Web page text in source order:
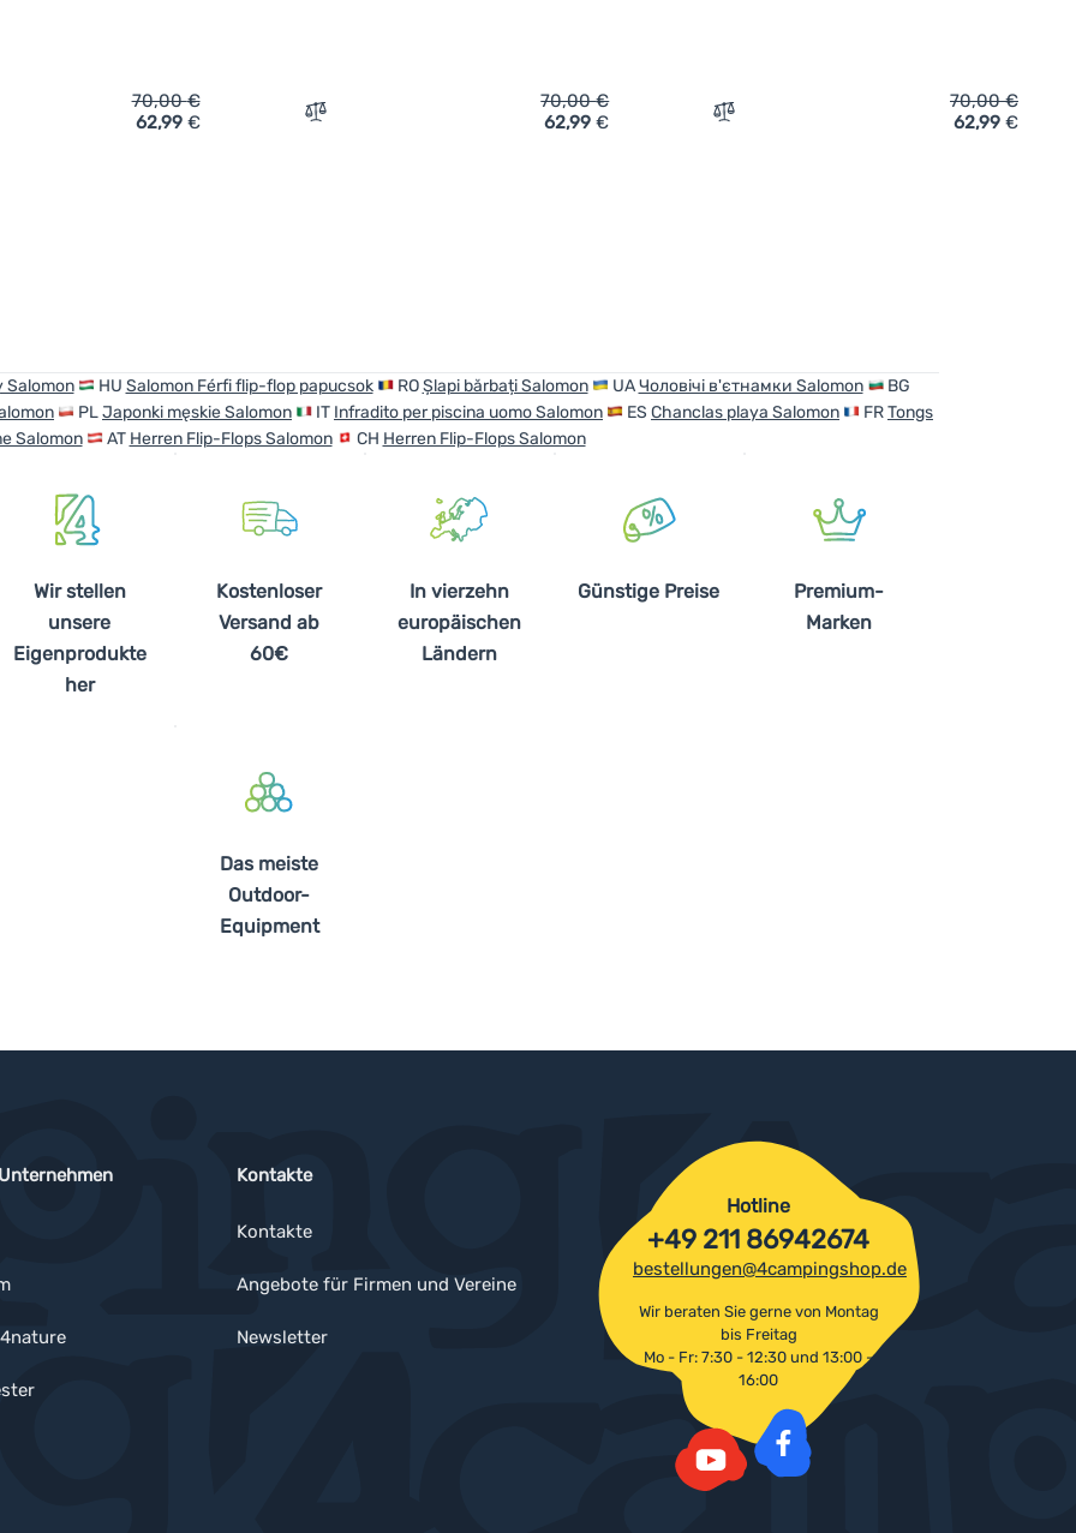
'Herren Flip-Flops Salomon Reelax Break 6.0' hinzufügen
70,00€
62,99 € Zum Vergleich 'Herren Flip-Flops Salomon Reelax Break 6.0' hinzufügen
70,00€
62,99€ Zum Vergleich 'Herren Flip-Flops
70,00€
62,99 €
Salomon HU Salomon Férfi flip-flop papucsok ROȘlapi bărbați Salomon UAЧоловічі в'єтнамки Salomon
BG
PLJaponki męskie Salomon IT Infradito per piscina uomo Salomon ES Chanclas playa Salomon FRTongs
Salomon
AT Herren Flip-Flops Salomon CH Herren Flip-Flops Salomon
Wir stellen
unsere
Eigenprodukte
her
Kostenloser
Versand ab
60€
In vierzehn
europäischen
Ländern
Günstige Preise
Premium-
Marken
Das meiste
Outdoor-
Equipment
Kontakte
Kontakte
Angebote für Firmen und Vereine
Newsletter
Hotline
+49 211 86942674
bestellungen@4campingshop.de
Wir beraten Sie gerne von Montag
bis Freitag
Mo - Fr: 7:30 - 12:30 und 13:00 -
16:00